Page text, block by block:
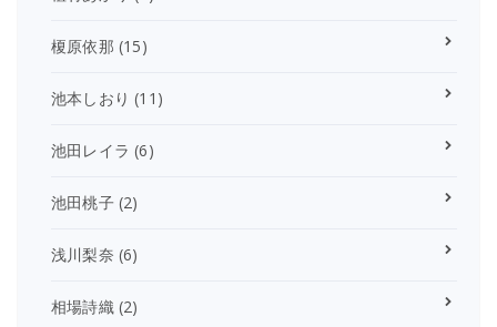
榎原依那 (15)
池本しおり (11)
池田レイラ (6)
池田桃子(2)
浅川梨奈 (6)
相場詩織(2)